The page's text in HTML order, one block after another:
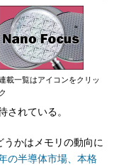
載一覧はアイコンをクリッ
ク
されている。
かはメモリの動向に
の半導体市場、本格